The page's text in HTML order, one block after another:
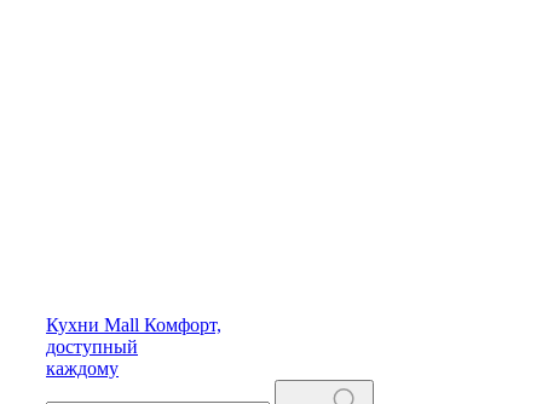
Кухни Mall Комфорт,
доступный
каждому